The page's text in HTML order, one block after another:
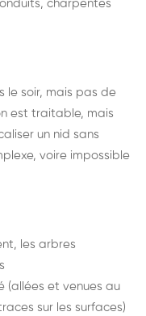
charpentes
le soir, mais pas de
est traitable, mais
un nid sans
voire impossible
les arbres
(allées et venues au
sur les surfaces)